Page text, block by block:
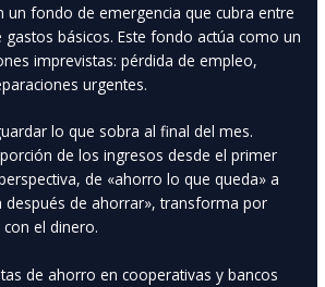
un fondo de emergencia que cubra entre
básicos. Este fondo actúa como un
imprevistas: pérdida de empleo,
urgentes.
lo que sobra al final del mes.
de los ingresos desde el primer
de «ahorro lo que queda» a
después de ahorrar», transforma por
el dinero.
de ahorro en cooperativas y bancos